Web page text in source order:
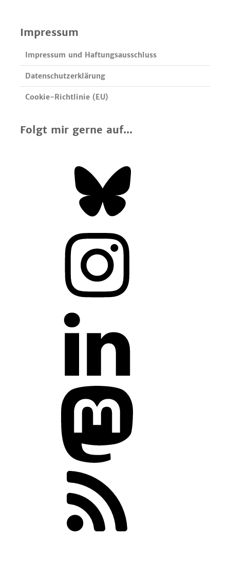
Impressum
Impressum und Haftungsausschluss
Datenschutzerklärung
Cookie-Richtlinie (EU)
Folgt mir gerne auf...